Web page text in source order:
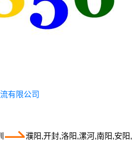
有限公司
濮阳,开封,洛阳,漯河,南阳,安阳,